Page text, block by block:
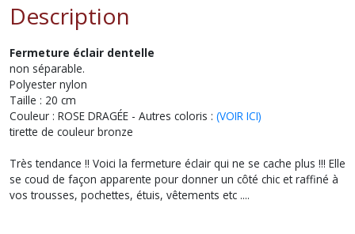
Description
Fermeture éclair dentelle
non séparable.
Polyester nylon
Taille : 20 cm
Couleur : ROSE DRAGÉE - Autres coloris : (VOIR ICI)
tirette de couleur bronze
Très tendance !! Voici la fermeture éclair qui ne se cache plus !!! Elle
se coud de façon apparente pour donner un côté chic et raffiné à
vos trousses, pochettes, étuis, vêtements etc ....